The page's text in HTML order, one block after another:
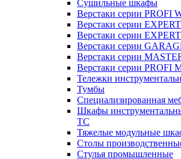
Cушильные шкафы
Верстаки серии PROFI
Верстаки серии
Верстаки серии
Верстаки серии
Верстаки серии
Верстаки серии PROFI
Тележки
Тумбы
Cпециализированная
Шкафы
TC
Тяжелые модульные
Столы
Стулья промышленные